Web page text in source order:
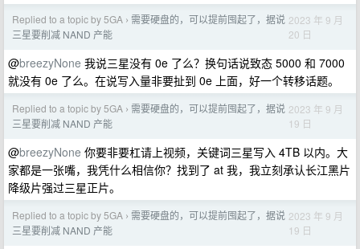
Replied to a topic by 5GA › 需要硬盘的，可以提前囤起了，据说
三星要削减 NAND 产能
2023 年 9 月
20 日
@breezyNone 我说三星没有 0e 了么？换句话说致态 5000 和 7000
就没有 0e 了么。在说写入量非要扯到 0e 上面，好一个转移话题。
Replied to a topic by 5GA › 需要硬盘的，可以提前囤起了，据说
三星要削减 NAND 产能
2023 年 9 月
19 日
@breezyNone 你要非要杠请上视频，关键词三星写入 4TB 以内。大
家都是一张嘴，我凭什么相信你？找到了 at 我，我立刻承认长江黑片
降级片强过三星正片。
Replied to a topic by 5GA › 需要硬盘的，可以提前囤起了，据说
三星要削减 NAND 产能
2023 年 9 月
19 日